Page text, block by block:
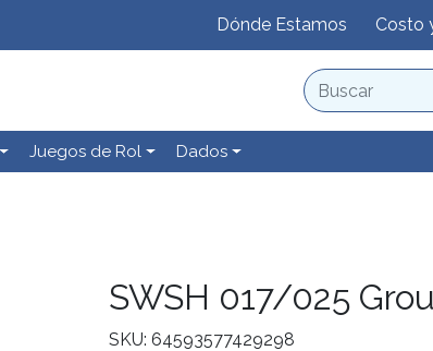
Dónde Estamos Costo
Juegos de Rol Dados
SWSH 017/025
SKU: 64593577429298